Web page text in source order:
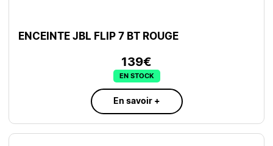
ENCEINTE JBL FLIP 7 BT ROUGE
139€
EN STOCK
En savoir +